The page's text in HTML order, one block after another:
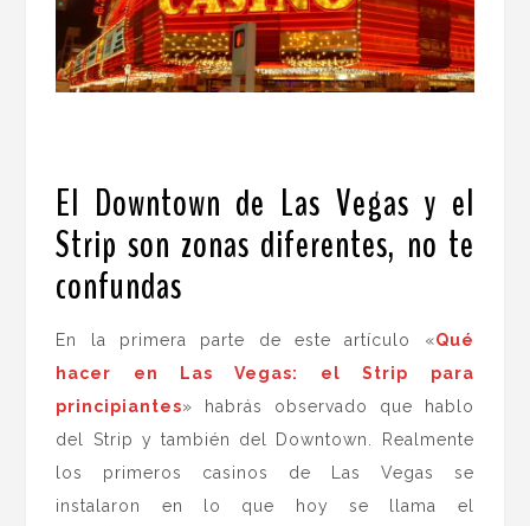
El Downtown de Las Vegas y el
Strip son zonas diferentes, no te
confundas
En la primera parte de este artículo «Qué
hacer en Las Vegas: el Strip para
principiantes» habrás observado que hablo
del Strip y también del Downtown. Realmente
los primeros casinos de Las Vegas se
instalaron en lo que hoy se llama el